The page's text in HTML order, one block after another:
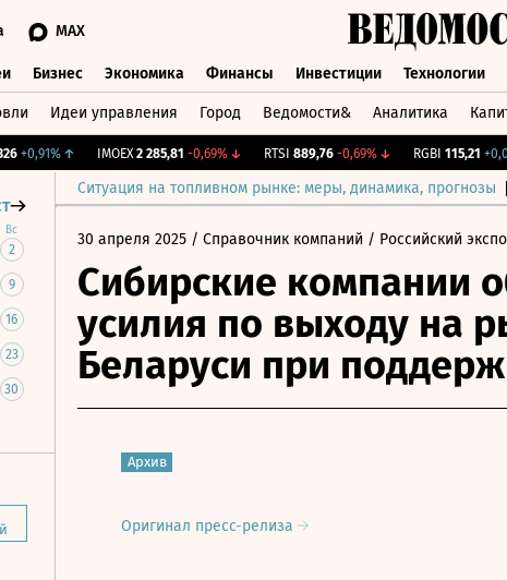
MAX
Бизнес Экономика Финансы Инвестиции Технологии
Идеи управления Город Ведомости& Аналитика
+0,91%↑ IMOEX 2 285,81 -0,69%↓ RTSI 889,76 -0,69%↓ RGBI 115,21 +0,06%
Ситуация на топливном рынке: меры, динамика, прогнозы
Вс
2
9
16
23
30
30 апреля 2025 / Справочник компаний / Российский
Сибирские компании
усилия по выходу на
Беларуси при
Архив
Оригинал пресс-релиза